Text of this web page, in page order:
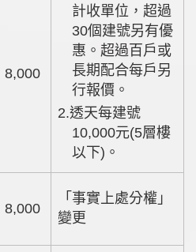
8,000
計收單位，超過
30個建號另有優
惠。超過百戶或
長期配合每戶另
行報價。
2.透天每建號
10,000元(5層樓
以下)。
8,000
「事實上處分權」
變更